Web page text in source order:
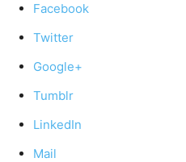
Facebook
Twitter
Google+
Tumblr
LinkedIn
Mail